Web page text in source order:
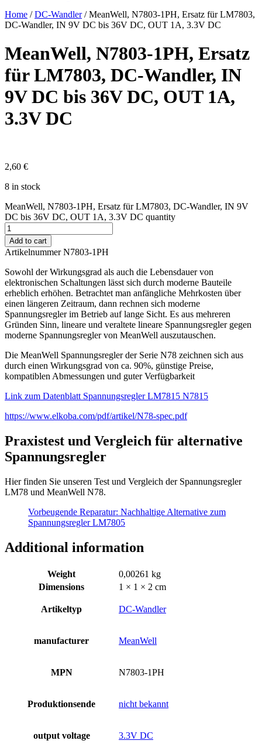
Home /DC-Wandler/ MeanWell, N7803-1PH, Ersatz für LM7803,
DC-Wandler, IN 9V DC bis 36V DC, OUT 1A, 3.3V DC
MeanWell, N7803-1PH, Ersatz
für LM7803, DC-Wandler, IN
9V DC bis 36V DC, OUT 1A,
3.3V DC
2,60 €
8 in stock
MeanWell, N7803-1PH, Ersatz für LM7803, DC-Wandler, IN 9V
DC bis 36V DC, OUT 1A, 3.3V DC quantity
Add to cart
Artikelnummer N7803-1PH
Sowohl der Wirkungsgrad als auch die Lebensdauer von
elektronischen Schaltungen lässt sich durch moderne Bauteile
erheblich erhöhen. Betrachtet man anfängliche Mehrkosten über
einen längeren Zeitraum, dann rechnen sich moderne
Spannungsregler im Betrieb auf lange Sicht. Es aus mehreren
Gründen Sinn, lineare und veraltete lineare Spannungsregler gegen
moderne Spannungsregler von MeanWell auszutauschen.
Die MeanWell Spannungsregler der Serie N78 zeichnen sich aus
durch einen Wirkungsgrad von ca. 90%, günstige Preise,
kompatiblen Abmessungen und guter Verfügbarkeit
Link zum Datenblatt Spannungsregler LM7815 N7815
https://www.elkoba.com/pdf/artikel/N78-spec.pdf
Praxistest und Vergleich für alternative
Spannungsregler
Hier finden Sie unseren Test und Vergleich der Spannungsregler
LM78 und MeanWell N78.
Vorbeugende Reparatur: Nachhaltige Alternative zum
Spannungsregler LM7805
Additional information
Weight
0,00261 kg
Dimensions
1 × 1 × 2 cm
Artikeltyp DC-Wandler
manufacturer MeanWell
MPN N7803-1PH
Produktionsende nicht bekannt
output voltage 3.3V DC